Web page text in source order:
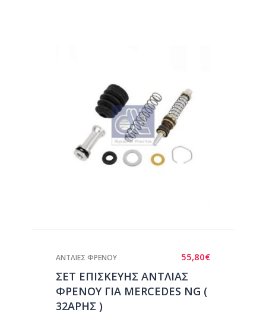
55,80€
ΑΝΤΛΙΕΣ ΦΡΕΝΟΥ
ΣΕΤ ΕΠΙΣΚΕΥΗΣ ΑΝΤΛΙΑΣ
ΦΡΕΝΟΥ ΓΙΑ MERCEDES NG (
32ΑΡΗΣ )